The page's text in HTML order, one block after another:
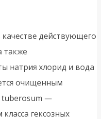
действующего
также
натрия хлорид и вода
очищенным
tuberosum —
гексозных